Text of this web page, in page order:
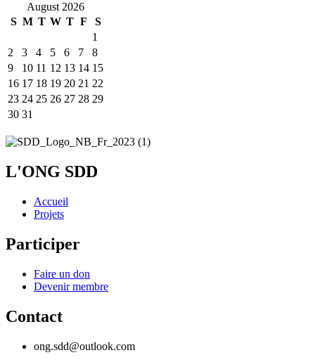
August 2026
S M T W T F
S
1
2
3 4 5 6 7
8
9
10 11 12 13 14 15
16 17 18 19 20 21 22
23 24 25 26 27 28 29
30 31
L'ONG SDD
Accueil
Projets
Participer
Faire un don
Devenir membre
Contact
ong.sdd@outlook.com